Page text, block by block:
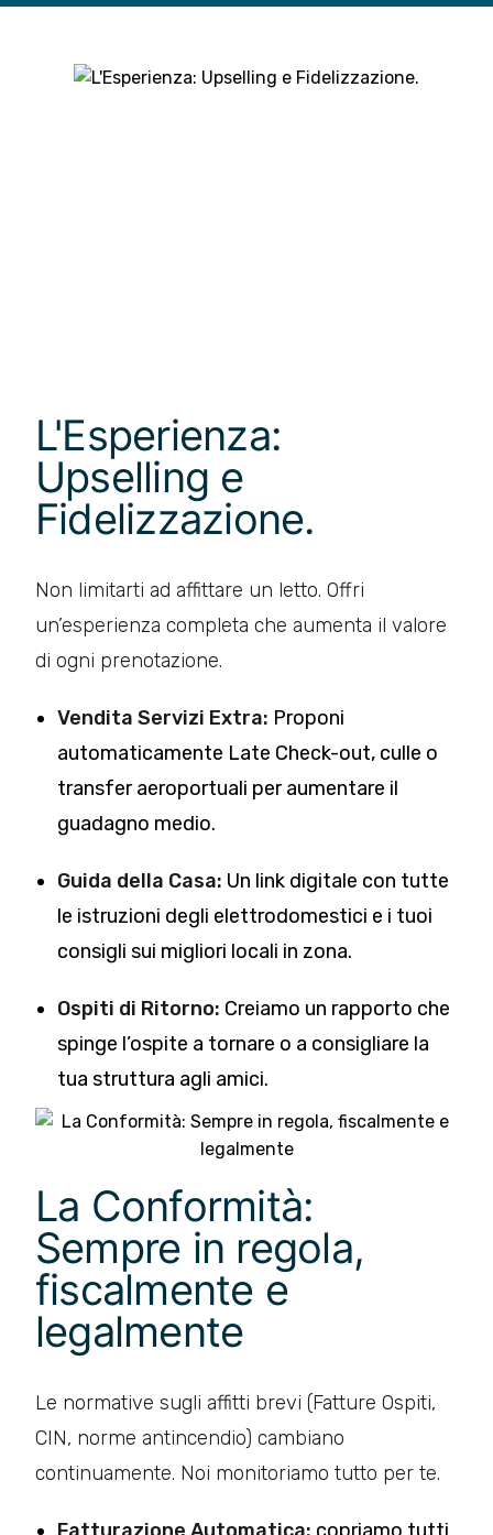
La Conformità:
Sempre in regola,
fiscalmente e
legalmente
Le normative sugli affitti brevi (Fatture Ospiti,
CIN, norme antincendio) cambiano
continuamente. Noi monitoriamo tutto per te.
L'Esperienza:
Upselling e
Fidelizzazione.
Non limitarti ad affittare un letto. Offri
un’esperienza completa che aumenta il valore
di ogni prenotazione.
Vendita Servizi Extra: Proponi
automaticamente Late Check-out, culle o
transfer aeroportuali per aumentare il
guadagno medio.
Guida della Casa: Un link digitale con tutte
le istruzioni degli elettrodomestici e i tuoi
consigli sui migliori locali in zona.
Ospiti di Ritorno: Creiamo un rapporto che
spinge l’ospite a tornare o a consigliare la
tua struttura agli amici.